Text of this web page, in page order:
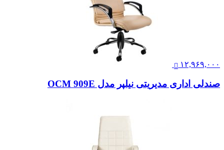
۱۲,۹۶۹,۰۰۰
صندلی اداری مدیریتی نیلپر مدل OCM 909E